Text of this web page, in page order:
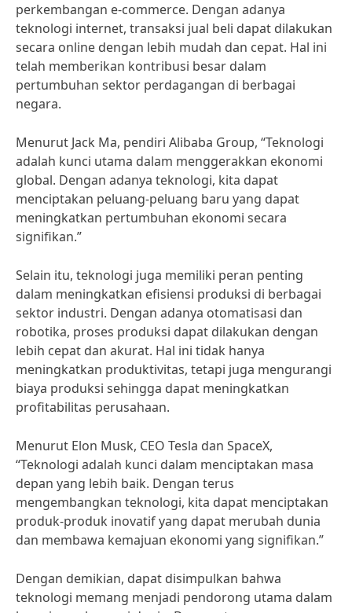
perkembangan e-commerce. Dengan adanya
teknologi internet, transaksi jual beli dapat dilakukan
secara online dengan lebih mudah dan cepat. Hal ini
telah memberikan kontribusi besar dalam
pertumbuhan sektor perdagangan di berbagai
negara.
Menurut Jack Ma, pendiri Alibaba Group, “Teknologi
adalah kunci utama dalam menggerakkan ekonomi
global. Dengan adanya teknologi, kita dapat
menciptakan peluang-peluang baru yang dapat
meningkatkan pertumbuhan ekonomi secara
signifikan.”
Selain itu, teknologi juga memiliki peran penting
dalam meningkatkan efisiensi produksi di berbagai
sektor industri. Dengan adanya otomatisasi dan
robotika, proses produksi dapat dilakukan dengan
lebih cepat dan akurat. Hal ini tidak hanya
meningkatkan produktivitas, tetapi juga mengurangi
biaya produksi sehingga dapat meningkatkan
profitabilitas perusahaan.
Menurut Elon Musk, CEO Tesla dan SpaceX,
“Teknologi adalah kunci dalam menciptakan masa
depan yang lebih baik. Dengan terus
mengembangkan teknologi, kita dapat menciptakan
produk-produk inovatif yang dapat merubah dunia
dan membawa kemajuan ekonomi yang signifikan.”
Dengan demikian, dapat disimpulkan bahwa
teknologi memang menjadi pendorong utama dalam